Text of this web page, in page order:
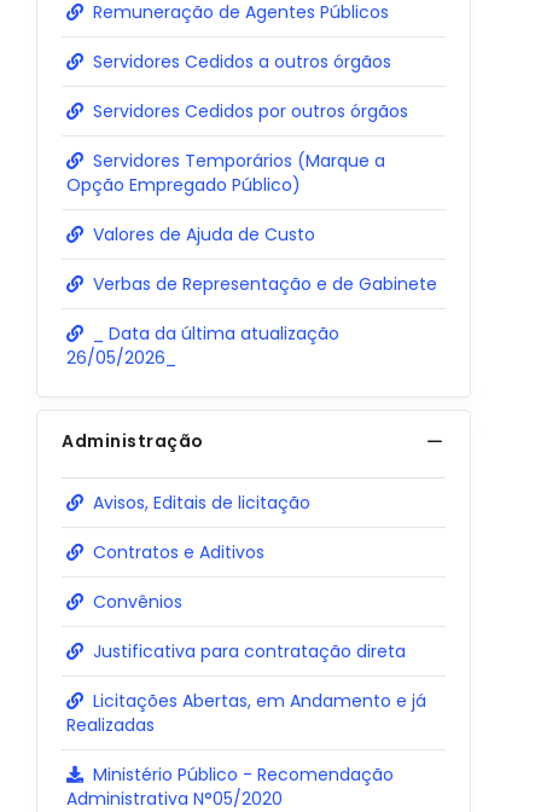
Remuneração de Agentes Públicos
Servidores Cedidos a outros órgãos
Servidores Cedidos por outros órgãos
Servidores Temporários (Marque a
Opção Empregado Público)
Valores de Ajuda de Custo
Verbas de Representação e de Gabinete
_ Data da última atualização
26/05/2026_
Administração
Avisos, Editais de licitação
Contratos e Aditivos
Convênios
Justificativa para contratação direta
Licitações Abertas, em Andamento e já
Realizadas
Ministério Público - Recomendação
Administrativa N°05/2020